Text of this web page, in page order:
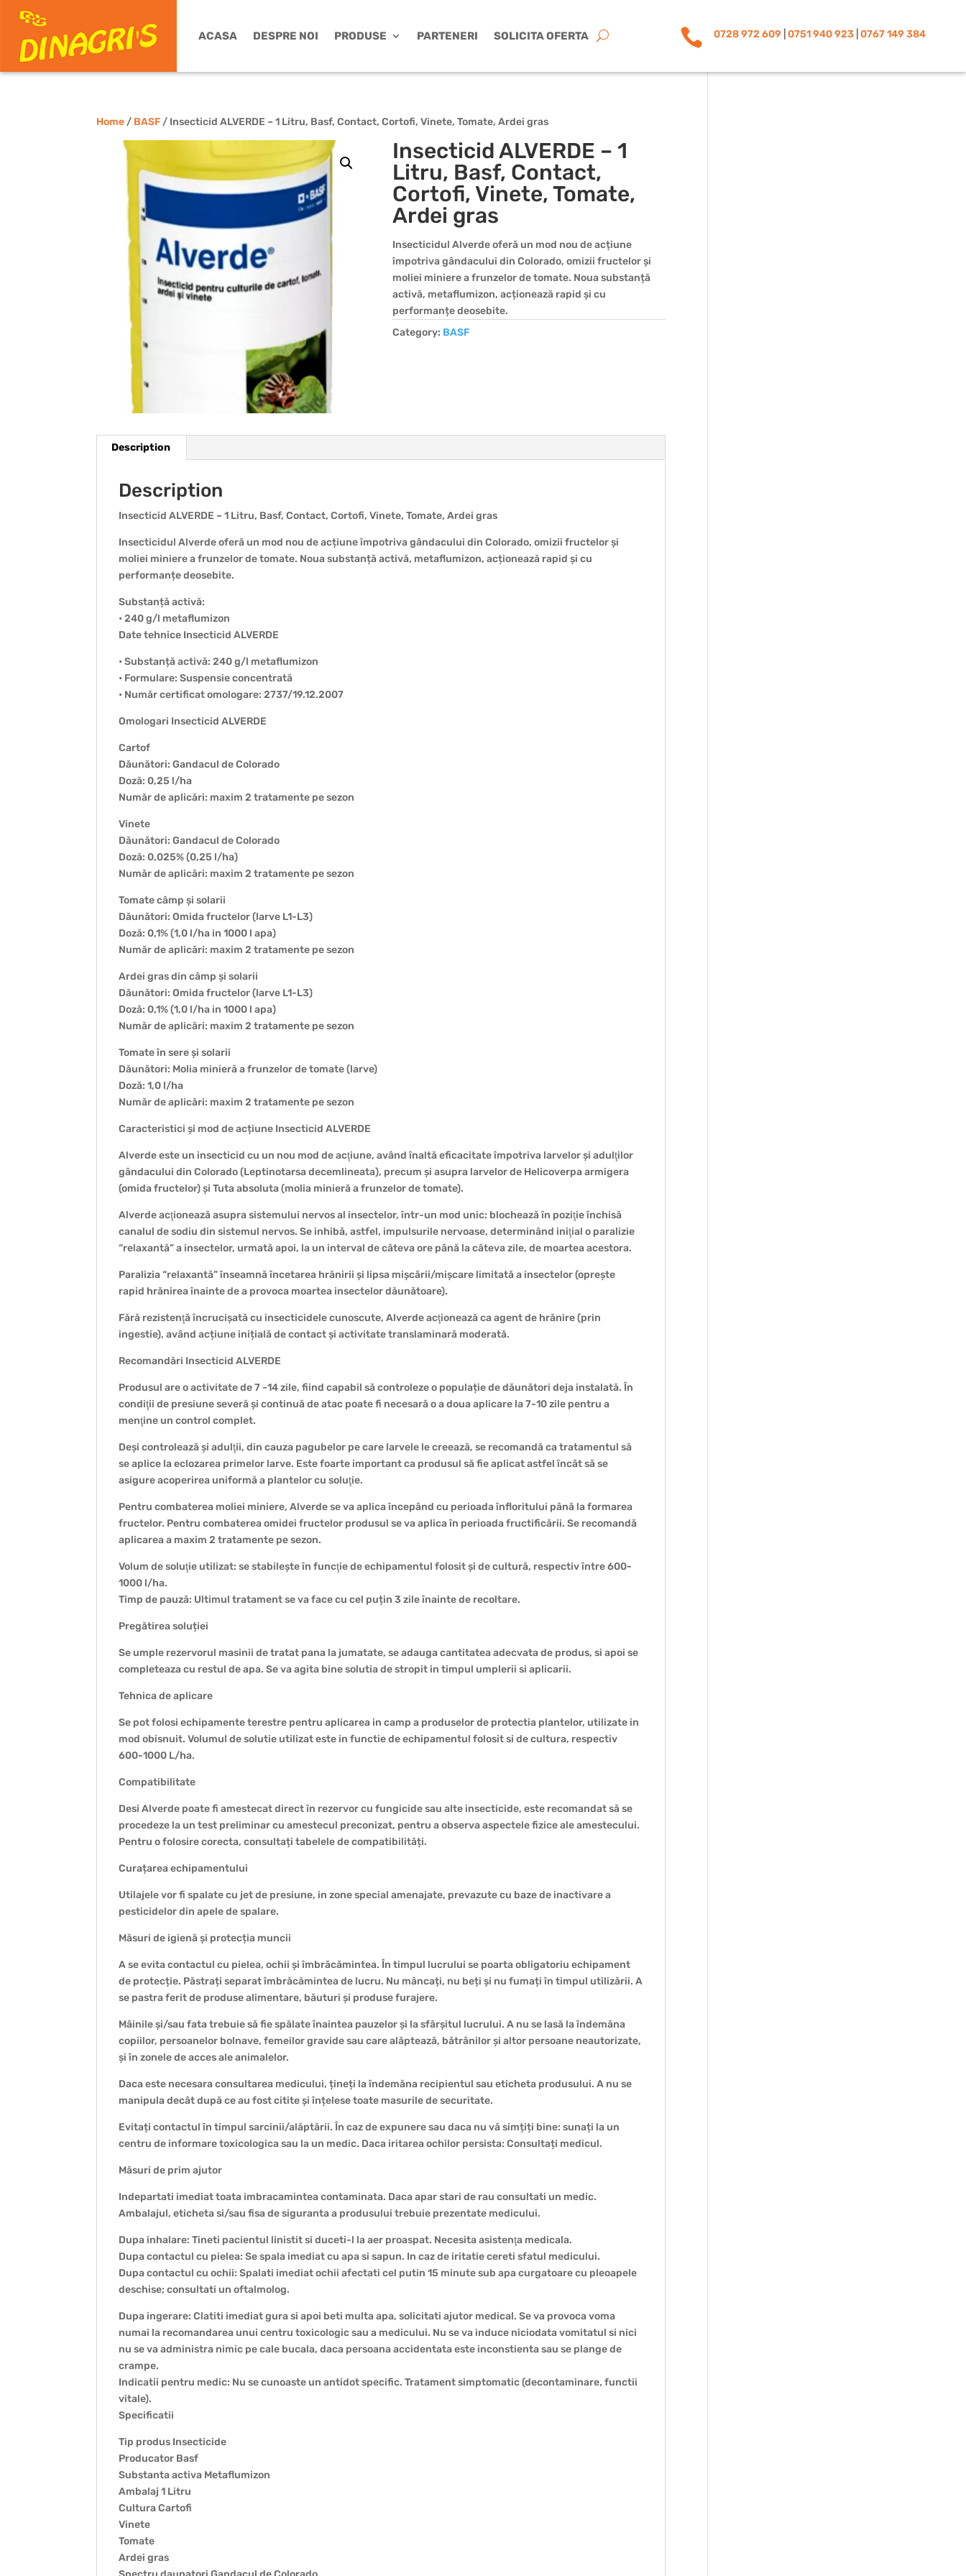
ACASA DESPRE NOI PRODUSE PARTENERI SOLICITA OFERTA  0728 972 609 0751 940 923| 0767 149 384
Home / BASF / Insecticid ALVERDE – 1 Litru, Basf, Contact, Cortofi, Vinete, Tomate, Ardei gras
Insecticid ALVERDE – 1
Litru, Basf, Contact,
Cortofi, Vinete, Tomate,
Ardei gras
Insecticidul Alverde oferă un mod nou de acțiune
împotriva gândacului din Colorado, omizii fructelor și
moliei miniere a frunzelor de tomate. Noua substanță
activă, metaflumizon, acționează rapid și cu
performanțe deosebite.
Category: BASF
Description
Description
Insecticid ALVERDE – 1 Litru, Basf, Contact, Cortofi, Vinete, Tomate, Ardei gras
Insecticidul Alverde oferă un mod nou de acțiune împotriva gândacului din Colorado, omizii fructelor și
moliei miniere a frunzelor de tomate. Noua substanță activă, metaflumizon, acționează rapid și cu
performanțe deosebite.
Substanță activă:
• 240 g/l metaflumizon
Date tehnice Insecticid ALVERDE
• Substanță activă: 240 g/l metaflumizon
• Formulare: Suspensie concentrată
• Număr certificat omologare: 2737/19.12.2007
Omologari Insecticid ALVERDE
Cartof
Dăunători: Gandacul de Colorado
Doză: 0,25 l/ha
Număr de aplicări: maxim 2 tratamente pe sezon
Vinete
Dăunători: Gandacul de Colorado
Doză: 0,025% (0,25 l/ha)
Număr de aplicări: maxim 2 tratamente pe sezon
Tomate câmp și solarii
Dăunători: Omida fructelor (larve L1-L3)
Doză: 0,1% (1,0 l/ha in 1000 l apa)
Număr de aplicări: maxim 2 tratamente pe sezon
Ardei gras din câmp și solarii
Dăunători: Omida fructelor (larve L1-L3)
Doză: 0,1% (1,0 l/ha in 1000 l apa)
Număr de aplicări: maxim 2 tratamente pe sezon
Tomate în sere și solarii
Dăunători: Molia minieră a frunzelor de tomate (larve)
Doză: 1,0 l/ha
Număr de aplicări: maxim 2 tratamente pe sezon
Caracteristici și mod de acțiune Insecticid ALVERDE
Alverde este un insecticid cu un nou mod de acţiune, având înaltă eficacitate împotriva larvelor și adulţilor
gândacului din Colorado (Leptinotarsa decemlineata), precum și asupra larvelor de Helicoverpa armigera
(omida fructelor) și Tuta absoluta (molia minieră a frunzelor de tomate).
Alverde acţionează asupra sistemului nervos al insectelor, într-un mod unic: blochează în poziţie închisă
canalul de sodiu din sistemul nervos. Se inhibă, astfel, impulsurile nervoase, determinând iniţial o paralizie
“relaxantă” a insectelor, urmată apoi, la un interval de câteva ore până la câteva zile, de moartea acestora.
Paralizia “relaxantă” înseamnă încetarea hrănirii și lipsa mișcării/mișcare limitată a insectelor (oprește
rapid hrănirea înainte de a provoca moartea insectelor dăunătoare).
Fără rezistenţă încrucișată cu insecticidele cunoscute, Alverde acţionează ca agent de hrănire (prin
ingestie), având acțiune inițială de contact și activitate translaminară moderată.
Recomandări Insecticid ALVERDE
Produsul are o activitate de 7 -14 zile, fiind capabil să controleze o populație de dăunători deja instalată. În
condiţii de presiune severă și continuă de atac poate fi necesară o a doua aplicare la 7-10 zile pentru a
menţine un control complet.
Deși controlează și adulţii, din cauza pagubelor pe care larvele le creează, se recomandă ca tratamentul să
se aplice la eclozarea primelor larve. Este foarte important ca produsul să fie aplicat astfel încât să se
asigure acoperirea uniformă a plantelor cu soluţie.
Pentru combaterea moliei miniere, Alverde se va aplica începând cu perioada înfloritului până la formarea
fructelor. Pentru combaterea omidei fructelor produsul se va aplica în perioada fructificării. Se recomandă
aplicarea a maxim 2 tratamente pe sezon.
Volum de soluţie utilizat: se stabilește în funcţie de echipamentul folosit și de cultură, respectiv între 600-
1000 l/ha.
Timp de pauză: Ultimul tratament se va face cu cel puțin 3 zile înainte de recoltare.
Pregătirea soluției
Se umple rezervorul masinii de tratat pana la jumatate, se adauga cantitatea adecvata de produs, si apoi se
completeaza cu restul de apa. Se va agita bine solutia de stropit in timpul umplerii si aplicarii.
Tehnica de aplicare
Se pot folosi echipamente terestre pentru aplicarea in camp a produselor de protectia plantelor, utilizate in
mod obisnuit. Volumul de solutie utilizat este in functie de echipamentul folosit si de cultura, respectiv
600-1000 L/ha.
Compatibilitate
Desi Alverde poate fi amestecat direct în rezervor cu fungicide sau alte insecticide, este recomandat să se
procedeze la un test preliminar cu amestecul preconizat, pentru a observa aspectele fizice ale amestecului.
Pentru o folosire corecta, consultați tabelele de compatibilități.
Curațarea echipamentului
Utilajele vor fi spalate cu jet de presiune, in zone special amenajate, prevazute cu baze de inactivare a
pesticidelor din apele de spalare.
Măsuri de igienă și protecția muncii
A se evita contactul cu pielea, ochii și îmbrăcămintea. În timpul lucrului se poarta obligatoriu echipament
de protecție. Păstrați separat îmbrăcămintea de lucru. Nu mâncați, nu beți și nu fumați în timpul utilizării. A
se pastra ferit de produse alimentare, băuturi și produse furajere.
Mâinile și/sau fata trebuie să fie spălate înaintea pauzelor și la sfârșitul lucrului. A nu se lasă la îndemăna
copiilor, persoanelor bolnave, femeilor gravide sau care alăptează, bătrânilor și altor persoane neautorizate,
și în zonele de acces ale animalelor.
Daca este necesara consultarea medicului, țineți la îndemăna recipientul sau eticheta produsului. A nu se
manipula decât după ce au fost citite și înțelese toate masurile de securitate.
Evitați contactul în timpul sarcinii/alăptării. În caz de expunere sau daca nu vă simțiți bine: sunați la un
centru de informare toxicologica sau la un medic. Daca iritarea ochilor persista: Consultați medicul.
Măsuri de prim ajutor
Indepartati imediat toata imbracamintea contaminata. Daca apar stari de rau consultati un medic.
Ambalajul, eticheta si/sau fisa de siguranta a produsului trebuie prezentate medicului.
Dupa inhalare: Tineti pacientul linistit si duceti-l la aer proaspat. Necesita asistenţa medicala.
Dupa contactul cu pielea: Se spala imediat cu apa si sapun. In caz de iritatie cereti sfatul medicului.
Dupa contactul cu ochii: Spalati imediat ochii afectati cel putin 15 minute sub apa curgatoare cu pleoapele
deschise; consultati un oftalmolog.
Dupa ingerare: Clatiti imediat gura si apoi beti multa apa, solicitati ajutor medical. Se va provoca voma
numai la recomandarea unui centru toxicologic sau a medicului. Nu se va induce niciodata vomitatul si nici
nu se va administra nimic pe cale bucala, daca persoana accidentata este inconstienta sau se plange de
crampe.
Indicatii pentru medic: Nu se cunoaste un antidot specific. Tratament simptomatic (decontaminare, functii
vitale).
Specificatii
Tip produs Insecticide
Producator Basf
Substanta activa Metaflumizon
Ambalaj 1 Litru
Cultura Cartofi
Vinete
Tomate
Ardei gras